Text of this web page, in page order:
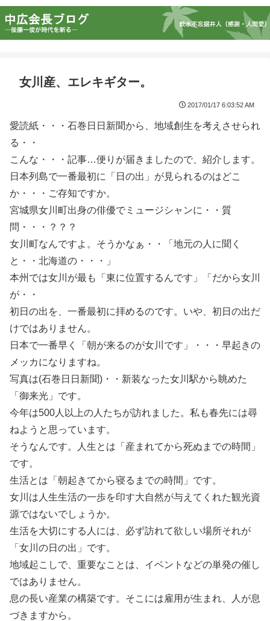
女川産、エレキギター。
2017/01/17 6:03:52 AM
愛読紙・・・石巻日日新聞から、地域創生を考えさせられ
る・・
こんな・・・記事…便りが届きましたので、紹介します。
日本列島で一番最初に「日の出」が見られるのはどこ
か・・・ご存知ですか。
宮城県女川町出身の俳優でミュージシャンに・・質
問・・・？？？
女川町なんですよ。そうかなぁ・・「地元の人に聞く
と・・北海道の・・・」
本州では女川が最も「東に位置するんです」「だから女川
が・・
初日の出を、一番最初に拝めるのです。いや、初日の出だ
けではありません。
日本で一番早く「朝が来るのが女川です」・・・早起きの
メッカになりますね。
写真は(石巻日日新聞)・・新装なった女川駅から眺めた
「御来光」です。
今年は500人以上の人たちが訪れました。私も春先には尋
ねようと思っています。
そうなんです。人生とは「産まれてから死ぬまでの時間」
です。
生活とは「朝起きてから寝るまでの時間」です。
女川は人生生活の一歩を印す大自然が与えてくれた観光資
源ではないでしょうか。
生活を大切にする人には、必ず訪れて欲しい場所それが
「女川の日の出」です。
地域起こしで、重要なことは、イベントなどの単発の催し
ではありません。
息の長い産業の構築です。そこには雇用が生まれ、人が息
づきますから。